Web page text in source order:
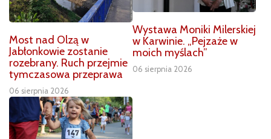
Most nad Olzą w
Jabłonkowie zostanie
rozebrany. Ruch przejmie
tymczasowa przeprawa
06 sierpnia 2026
Wystawa Moniki Milerskiej
w Karwinie. „Pejzaże w
moich myślach”
06 sierpnia 2026